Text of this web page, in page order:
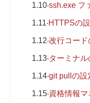
1.10ssh.exe フ
1.11HTTPSの
1.12改行コード
1.13ターミナル
1.14git pullの設
1.15資格情報マ